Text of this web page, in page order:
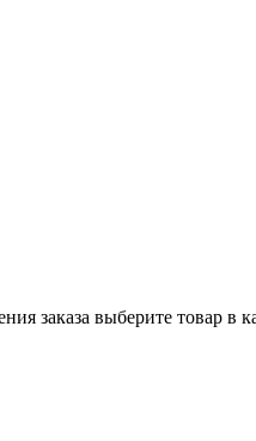
заказа выберите товар в